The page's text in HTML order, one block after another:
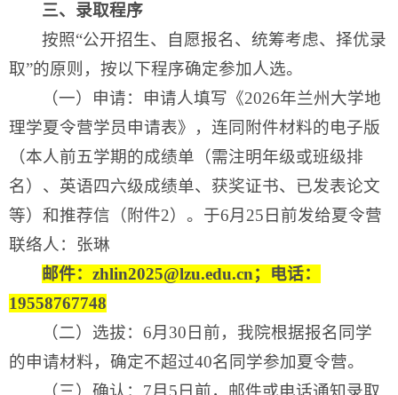
三、录取程序
按照“公开招生、自愿报名、统筹考虑、择优录
取”的原则，按以下程序确定参加人选。
（一）申请：申请人填写《2026年兰州大学地
理学夏令营学员申请表》，连同附件材料的电子版
（本人前五学期的成绩单（需注明年级或班级排
名）、英语四六级成绩单、获奖证书、已发表论文
等）和推荐信（附件2）。于6月25日前发给夏令营
联络人：张琳
邮件：zhlin2025@lzu.edu.cn；电话：
19558767748
（二）选拔：6月30日前，我院根据报名同学
的申请材料，确定不超过40名同学参加夏令营。
（三）确认：7月5日前，邮件或电话通知录取